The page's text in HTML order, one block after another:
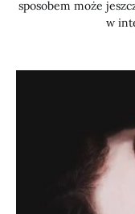
sposobem może
w